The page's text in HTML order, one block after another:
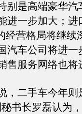
别是高端豪华汽
进一步加大；进
经营格局将继续
汽车公司将进一
售服务网络也将
二手车今年则
书长罗磊认为